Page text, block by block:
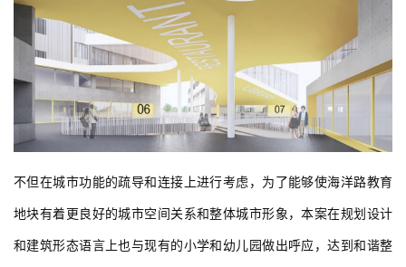
不但在城市功能的疏导和连接上进行考虑，为了能够使海洋路教育
地块有着更良好的城市空间关系和整体城市形象，本案在规划设计
和建筑形态语言上也与现有的小学和幼儿园做出呼应，达到和谐整